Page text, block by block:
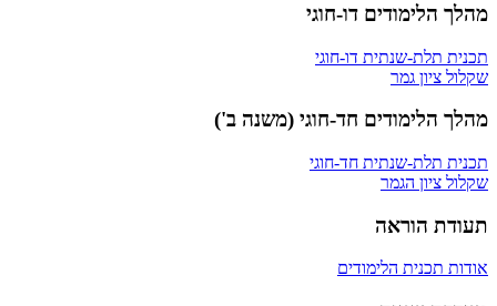
מהלך הלימודים דו-חוגי
תכנית תלת-שנתית דו-חוגי
שקלול ציון גמר
מהלך הלימודים חד-חוגי (משנה ב')
תכנית תלת-שנתית חד-חוגי
שקלול ציון הגמר
תעודת הוראה
אודות תכנית הלימודים